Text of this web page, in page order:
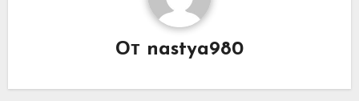
От nastya980